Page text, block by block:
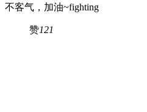
不客气，加油~fighting
赞121